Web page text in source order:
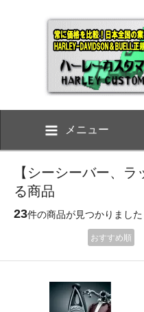
メニュー
【シーシーバー、
る商品
23件の商品が見つかりました
おすすめ順